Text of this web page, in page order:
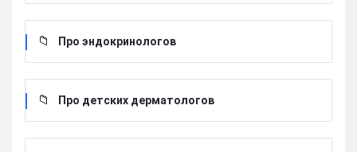
Про эндокринологов
Про детских дерматологов